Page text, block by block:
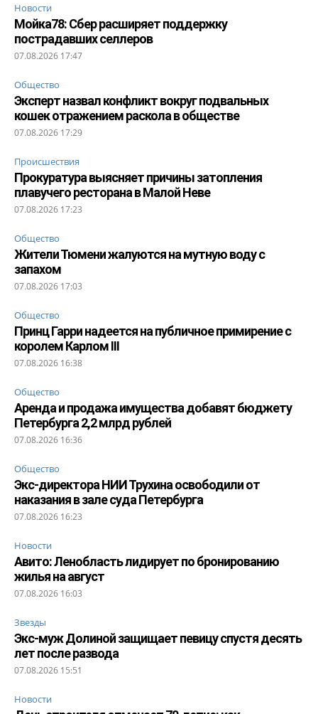
Новости
Мойка78: Сбер расширяет поддержку
пострадавших селлеров
07.08.2026 17:47
Общество
Эксперт назвал конфликт вокруг подвальных
кошек отражением раскола в обществе
07.08.2026 17:29
Происшествия
Прокуратура выясняет причины затопления
плавучего ресторана в Малой Неве
07.08.2026 17:23
Общество
Жители Тюмени жалуются на мутную воду с
запахом
07.08.2026 17:03
Общество
Принц Гарри надеется на публичное примирение с
королем Карлом III
07.08.2026 16:38
Общество
Аренда и продажа имущества добавят бюджету
Петербурга 2,2 млрд рублей
07.08.2026 16:36
Общество
Экс-директора НИИ Трухина освободили от
наказания в зале суда Петербурга
07.08.2026 16:23
Новости
Авито: Ленобласть лидирует по бронированию
жилья на август
07.08.2026 16:03
Звезды
Экс-муж Долиной защищает певицу спустя десять
лет после развода
07.08.2026 15:51
Новости